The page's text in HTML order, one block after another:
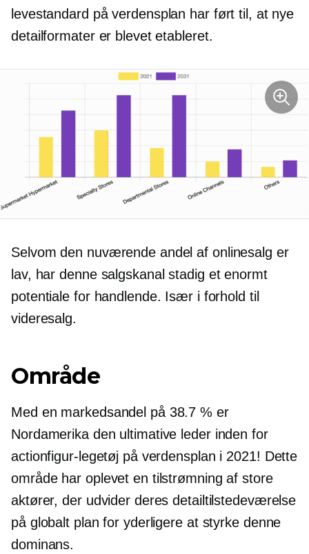
levestandard på verdensplan har ført til, at nye
detailformater er blevet etableret.
Selvom den nuværende andel af onlinesalg er
lav, har denne salgskanal stadig et enormt
potentiale for handlende. Især i forhold til
videresalg.
Område
Med en markedsandel på 38.7 % er
Nordamerika den ultimative leder inden for
actionfigur-legetøj på verdensplan i 2021! Dette
område har oplevet en tilstrømning af store
aktører, der udvider deres detailtilstedeværelse
på globalt plan for yderligere at styrke denne
dominans.